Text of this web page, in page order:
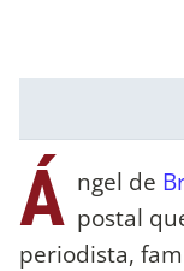
Á ngel de
postal
periodista,